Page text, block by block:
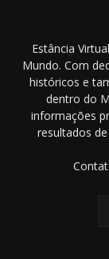
Estância
Mundo. Com
históricos e
dentro do
informações
resultados